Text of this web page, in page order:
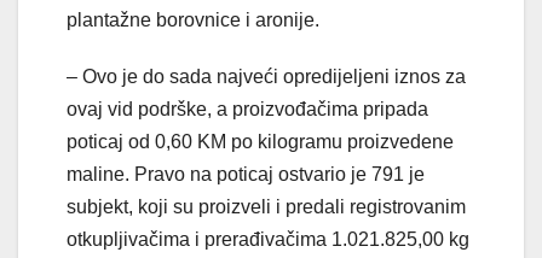
plantažne borovnice i aronije.
– Ovo je do sada najveći opredijeljeni iznos za
ovaj vid podrške, a proizvođačima pripada
poticaj od 0,60 KM po kilogramu proizvedene
maline. Pravo na poticaj ostvario je 791 je
subjekt, koji su proizveli i predali registrovanim
otkupljivačima i prerađivačima 1.021.825,00 kg